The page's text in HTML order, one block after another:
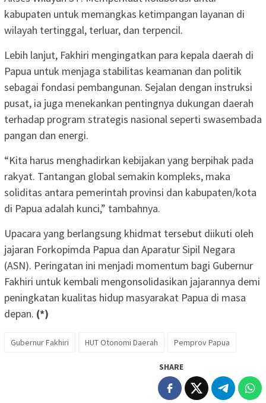
kabupaten untuk memangkas ketimpangan layanan di
wilayah tertinggal, terluar, dan terpencil.
Lebih lanjut, Fakhiri mengingatkan para kepala daerah di
Papua untuk menjaga stabilitas keamanan dan politik
sebagai fondasi pembangunan. Sejalan dengan instruksi
pusat, ia juga menekankan pentingnya dukungan daerah
terhadap program strategis nasional seperti swasembada
pangan dan energi.
“Kita harus menghadirkan kebijakan yang berpihak pada
rakyat. Tantangan global semakin kompleks, maka
soliditas antara pemerintah provinsi dan kabupaten/kota
di Papua adalah kunci,” tambahnya.
Upacara yang berlangsung khidmat tersebut diikuti oleh
jajaran Forkopimda Papua dan Aparatur Sipil Negara
(ASN). Peringatan ini menjadi momentum bagi Gubernur
Fakhiri untuk kembali mengonsolidasikan jajarannya demi
peningkatan kualitas hidup masyarakat Papua di masa
depan. (*)
Gubernur Fakhiri HUT Otonomi Daerah Pemprov Papua
SHARE